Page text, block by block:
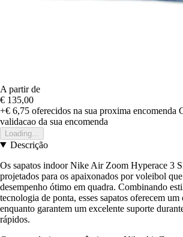
A partir de
€ 135,00
+€ 6,75 oferecidos na sua proxima encomenda
validacao da sua encomenda
Loading...
Descrição
Os sapatos indoor Nike Air Zoom Hyperace 3
projetados para os apaixonados por voleibol
desempenho ótimo em quadra. Combinando
tecnologia de ponta, esses sapatos oferecem
enquanto garantem um excelente suporte
rápidos.